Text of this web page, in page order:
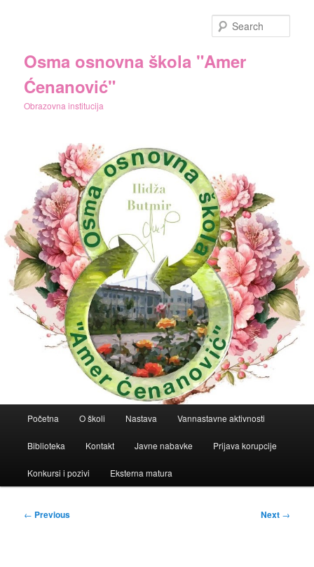
Osma osnovna škola "Amer
Ćenanović"
Obrazovna institucija
Početna O školi Nastava Vannastavne aktivnosti
Biblioteka Kontakt Javne nabavke Prijava korupcije
Konkursi i pozivi Eksterna matura
Post
← Previous Next →